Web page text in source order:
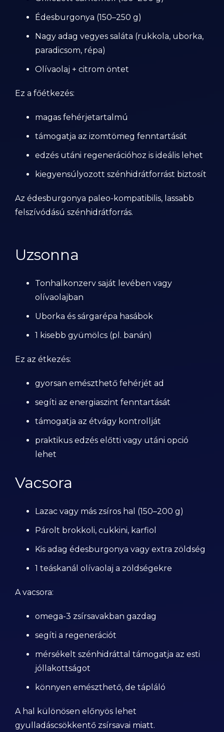
Édesburgonya (150–250 g)
Nagy adag vegyes saláta (rukkola, uborka,
paradicsom, répa)
Olívaolaj + citrom öntet
Ez a főétkezés:
magas fehérjetartalmú
támogatja az izomtömeg fenntartását
edzés utáni regenerációhoz is ideális lehet
kiegyensúlyozott szénhidrátforrást biztosít
Az édesburgonya paleo-kompatibilis, lassabb
felszívódású szénhidrátforrás.
Uzsonna
Tonhalkonzerv saját levében vagy
olívaolajban
Uborka és sárgarépa hasábok
1 kisebb gyümölcs (pl. banán)
Ez az étkezés:
gyorsan emészthető fehérjét ad
segíti az energiaszint fenntartását
támogatja az étvágy kontrollját
praktikus edzés előtti vagy utáni opció
lehet
Vacsora
Lazac vagy más zsíros hal (150–200 g)
Párolt brokkoli, cukkini, karfiol
Kis adag édesburgonya vagy extra zöldség
1 teáskanál olívaolaj a zöldségekre
A vacsora:
omega-3 zsírsavakban gazdag
segíti a regenerációt
mérsékelt szénhidráttal támogatja az esti
jóllakottságot
könnyen emészthető, de tápláló
A hal különösen előnyös lehet
gyulladáscsökkentő zsírsavai miatt.